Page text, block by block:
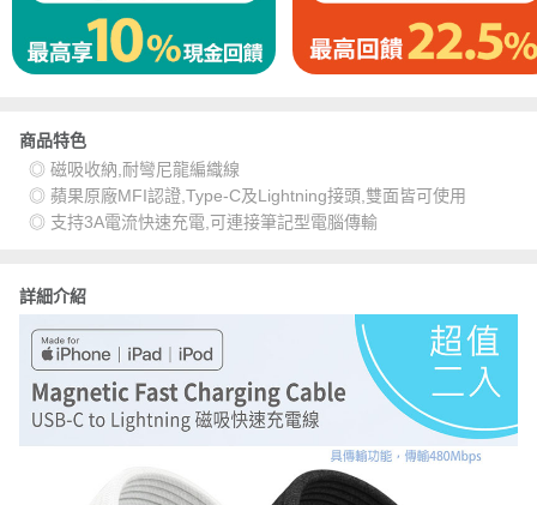
商品特色
◎ 磁吸收納,耐彎尼龍編織線
◎ 蘋果原廠MFI認證,Type-C及Lightning接頭,雙面皆可使用
◎ 支持3A電流快速充電,可連接筆記型電腦傳輸
詳細介紹